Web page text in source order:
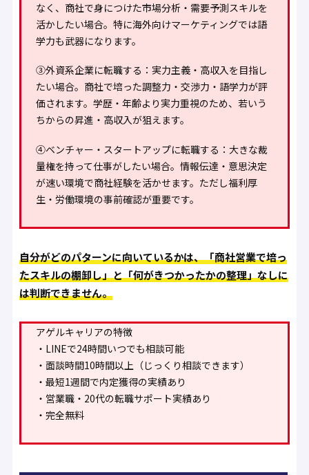
なく、商社で身につけた市場分析・需要予測スキルを
活かしたい場合。特に海外向けマーケティングでは語
学力も武器になります。
③外資系企業に転職する ：実力主義・高収入を目指し
たい場合。商社で培った調整力・交渉力・語学力が評
価されます。学歴・年齢より実力重視のため、若いう
ちからの昇進・高収入が狙えます。
④ベンチャー・スタートアップに転職する ：大きな裁
量権を持って仕事がしたい場合。情報伝達・意思決定
が速い環境で商社経験を活かせます。ただし福利厚
生・労働環境の事前確認が重要です。
自分がどのパターンに向いているかは、「商社営業で培っ
たスキルの棚卸し」と「何がきつかったかの整理」なしに
は判断できません。
アゲルキャリアの特徴
・LINEで24時間いつでも相談可能
・面談時間10時間以上（じっくり相談できます）
・最短1週間で内定獲得の実績あり
・営業職・20代の転職サポート実績あり
・完全無料